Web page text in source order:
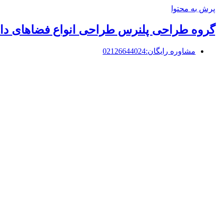
پرش به محتوا
گروه طراحی پلنرس طراحی انواع فضاهای
مشاوره رایگان:02126644024